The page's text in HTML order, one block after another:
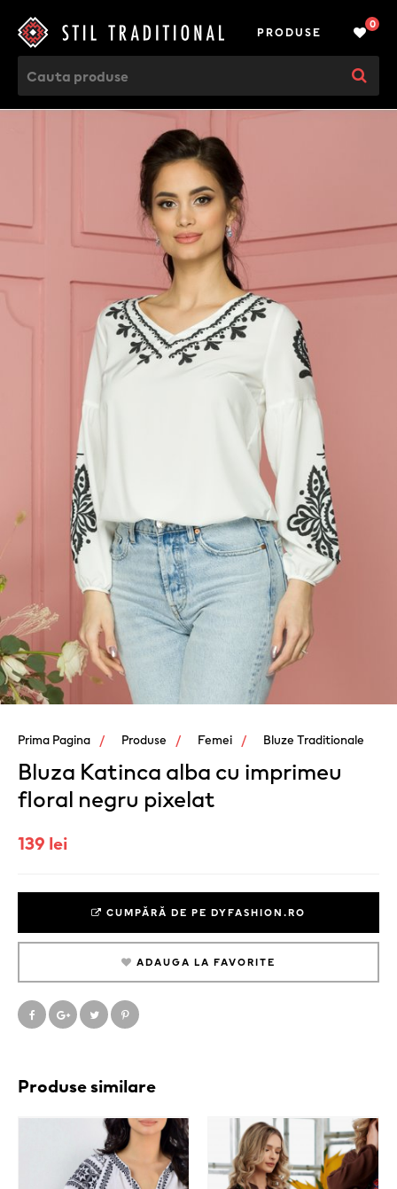
PRODUSE
0
Prima Pagina Produse Femei Bluze Traditionale
Bluza Katinca alba cu imprimeu
floral negru pixelat
139 lei
CUMPĂRĂ DE PE DYFASHION.RO
ADAUGA LA FAVORITE
Produse similare